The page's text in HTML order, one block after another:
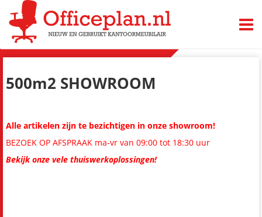
500m2 SHOWROOM
Alle artikelen zijn te bezichtigen in onze showroom!
BEZOEK OP AFSPRAAK ma-vr van 09:00 tot 18:30 uur
Bekijk onze vele thuiswerkoplossingen!